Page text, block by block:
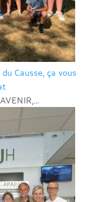
du Causse, ça vous